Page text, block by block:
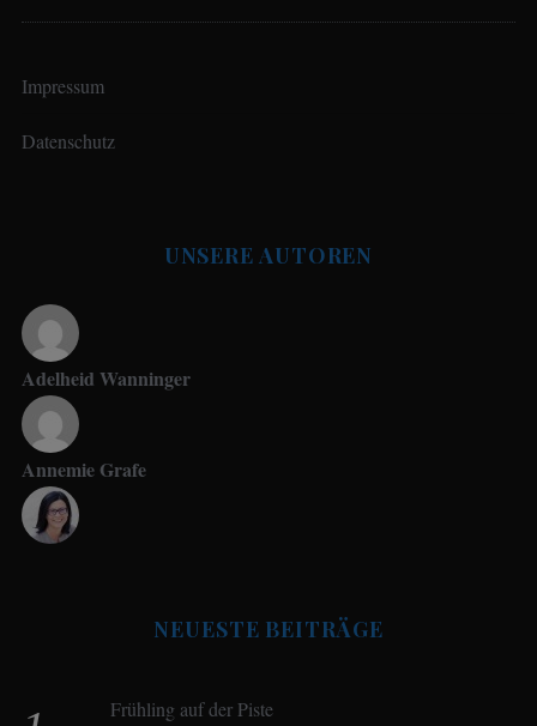
Impressum
Datenschutz
UNSERE AUTOREN
Adelheid Wanninger
Annemie Grafe
NEUESTE BEITRÄGE
Frühling auf der Piste